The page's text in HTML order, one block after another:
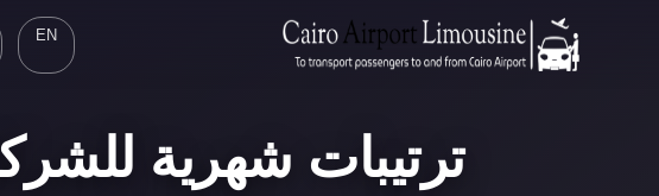
EN
ترتيبات شهرية